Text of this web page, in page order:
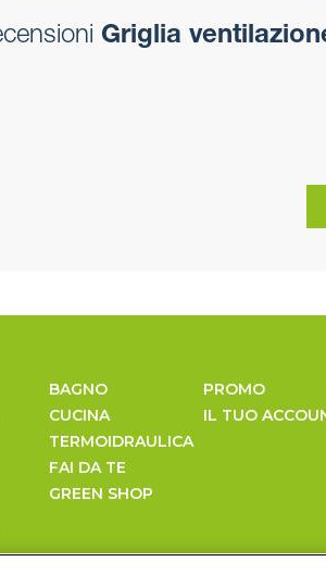
Griglia
BAGNO
CUCINA
TERMOIDRAULICA
FAI DA TE
GREEN SHOP
PROMO
IL TUO